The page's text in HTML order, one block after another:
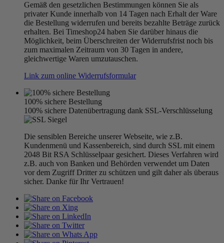
Gemäß den gesetzlichen Bestimmungen können Sie als
privater Kunde innerhalb von 14 Tagen nach Erhalt der Ware
die Bestellung widerrufen und bereits bezahlte Beträge zurück
erhalten. Bei Timeshop24 haben Sie darüber hinaus die
Möglichkeit, beim Überschreiten der Widerrufsfrist noch bis
zum maximalen Zeitraum von 30 Tagen in andere,
gleichwertige Waren umzutauschen.
Link zum online Widerrufsformular
100% sichere Bestellung
100% sichere Datenübertragung dank SSL-Verschlüsselung
Die sensiblen Bereiche unserer Webseite, wie z.B.
Kundenmenü und Kassenbereich, sind durch SSL mit einem
2048 Bit RSA Schlüsselpaar gesichert. Dieses Verfahren wird
z.B. auch von Banken und Behörden verwendet um Daten
vor dem Zugriff Dritter zu schützen und gilt daher als überaus
sicher. Danke für Ihr Vertrauen!